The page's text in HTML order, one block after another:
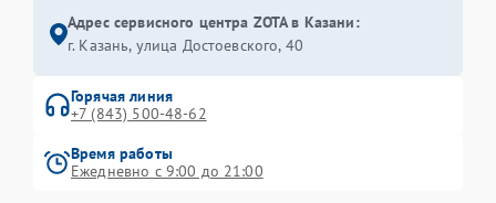
Адрес сервисного центра ZOTA в Казани:
г. Казань, улица Достоевского, 40
Горячая линия
+7 (843) 500-48-62
Время работы
Ежедневно с 9:00 до 21:00